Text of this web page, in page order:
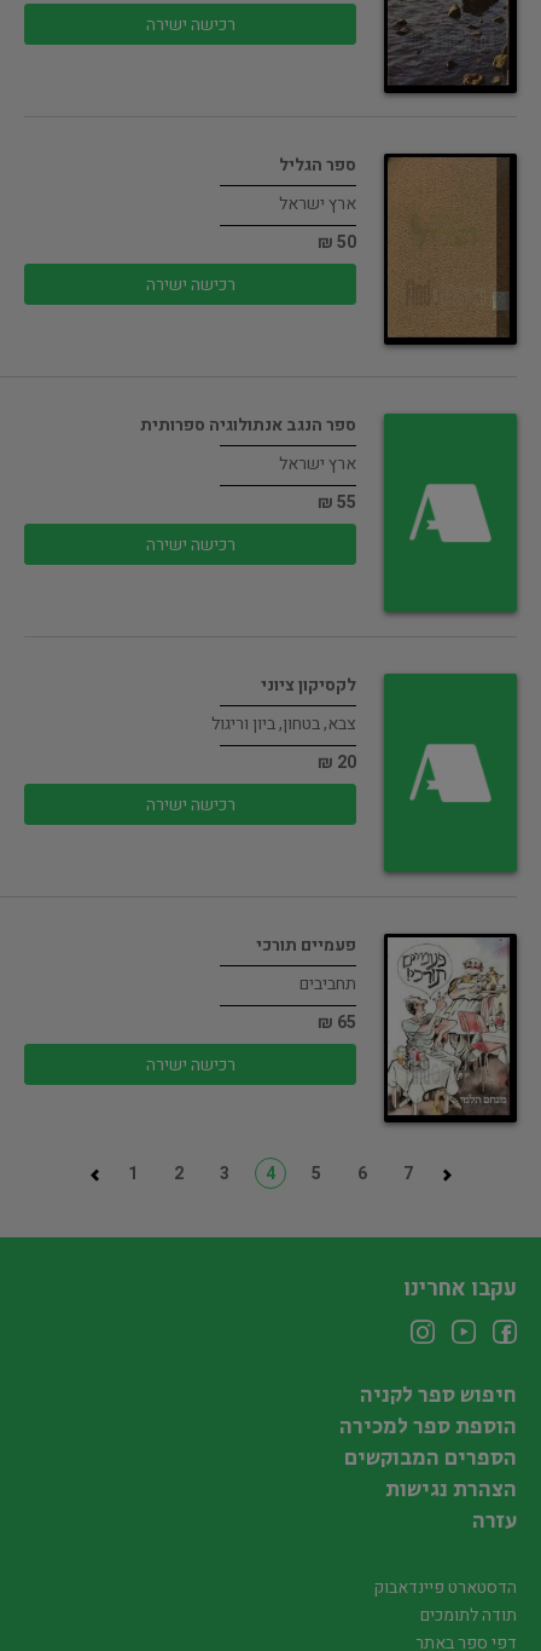
רכישה ישירה
ספר הגליל
ארץ ישראל
50 ₪
רכישה ישירה
ספר הנגב אנתולוגיה ספרותית
ארץ ישראל
55 ₪
רכישה ישירה
לקסיקון ציוני
צבא, בטחון, ביון וריגול
20 ₪
רכישה ישירה
פעמיים תורכי
תחביבים
65 ₪
רכישה ישירה
1 2 3 4 5 6 7
עקבו אחרינו
חיפוש ספר לקניה
הוספת ספר למכירה
הספרים המבוקשים
הצהרת נגישות
עזרה
הדסטארט פיינדאבוק
תודה לתומכים
דפי ספר באתר